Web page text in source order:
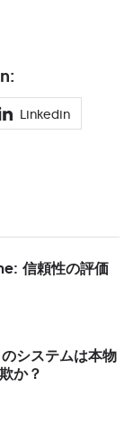
Linkedin
信頼性の評価
システムは本物
か？